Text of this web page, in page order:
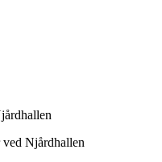
Njårdhallen